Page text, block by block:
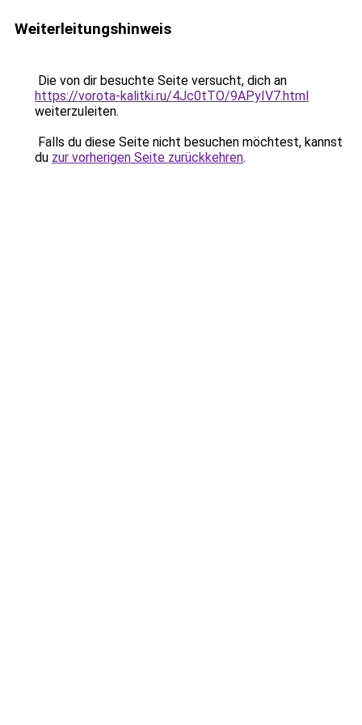
Weiterleitungshinweis
Die von dir besuchte Seite versucht, dich an
https://vorota-kalitki.ru/4Jc0tTO/9APyIV7.html
weiterzuleiten.
Falls du diese Seite nicht besuchen möchtest, kannst
du zur vorherigen Seite zurückkehren.